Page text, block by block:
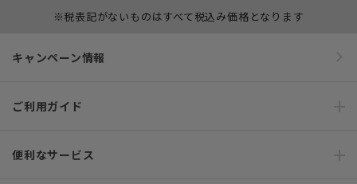
※税表記がないものはすべて税込み価格となります
キャンペーン情報
ご利用ガイド
便利なサービス